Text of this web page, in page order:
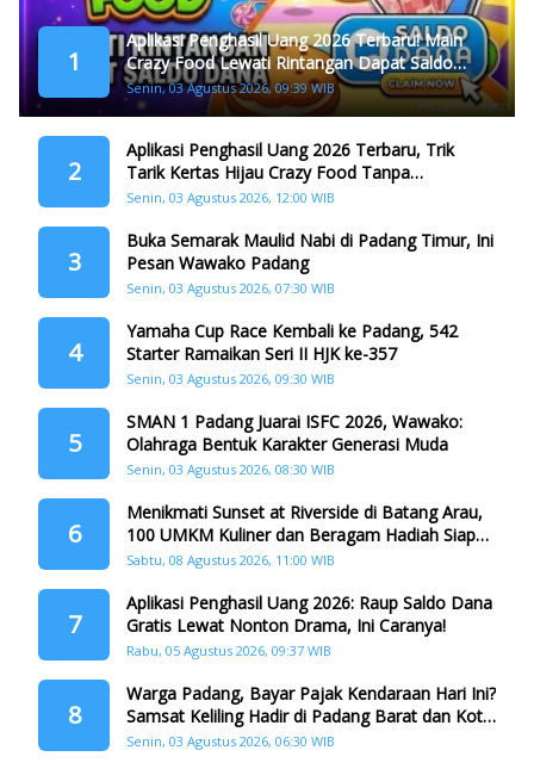
1
Aplikasi Penghasil Uang 2026 Terbaru! Main
Crazy Food Lewati Rintangan Dapat Saldo
Dana
Senin, 03 Agustus 2026, 09:39 WIB
2
Aplikasi Penghasil Uang 2026 Terbaru, Trik
Tarik Kertas Hijau Crazy Food Tanpa
Penggandaan
Senin, 03 Agustus 2026, 12:00 WIB
3
Buka Semarak Maulid Nabi di Padang Timur, Ini
Pesan Wawako Padang
Senin, 03 Agustus 2026, 07:30 WIB
4
Yamaha Cup Race Kembali ke Padang, 542
Starter Ramaikan Seri II HJK ke-357
Senin, 03 Agustus 2026, 09:30 WIB
5
SMAN 1 Padang Juarai ISFC 2026, Wawako:
Olahraga Bentuk Karakter Generasi Muda
Senin, 03 Agustus 2026, 08:30 WIB
6
Menikmati Sunset at Riverside di Batang Arau,
100 UMKM Kuliner dan Beragam Hadiah Siap
Memanjakan Warga di Momen HJK Padang
Sabtu, 08 Agustus 2026, 11:00 WIB
7
Aplikasi Penghasil Uang 2026: Raup Saldo Dana
Gratis Lewat Nonton Drama, Ini Caranya!
Rabu, 05 Agustus 2026, 09:37 WIB
8
Warga Padang, Bayar Pajak Kendaraan Hari Ini?
Samsat Keliling Hadir di Padang Barat dan Koto
Tangah
Senin, 03 Agustus 2026, 06:30 WIB